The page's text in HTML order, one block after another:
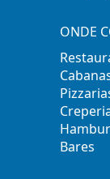
ONDE
Bares